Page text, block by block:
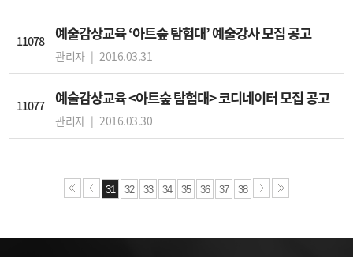
11078 예술감상교육 ‘아트숲 탐험대’ 예술강사 모집 공고
관리자 | 2016.03.31
11077 예술감상교육 <아트숲 탐험대> 코디네이터 모집 공고
관리자 | 2016.03.30
31 32 33 34 35 36 37 38